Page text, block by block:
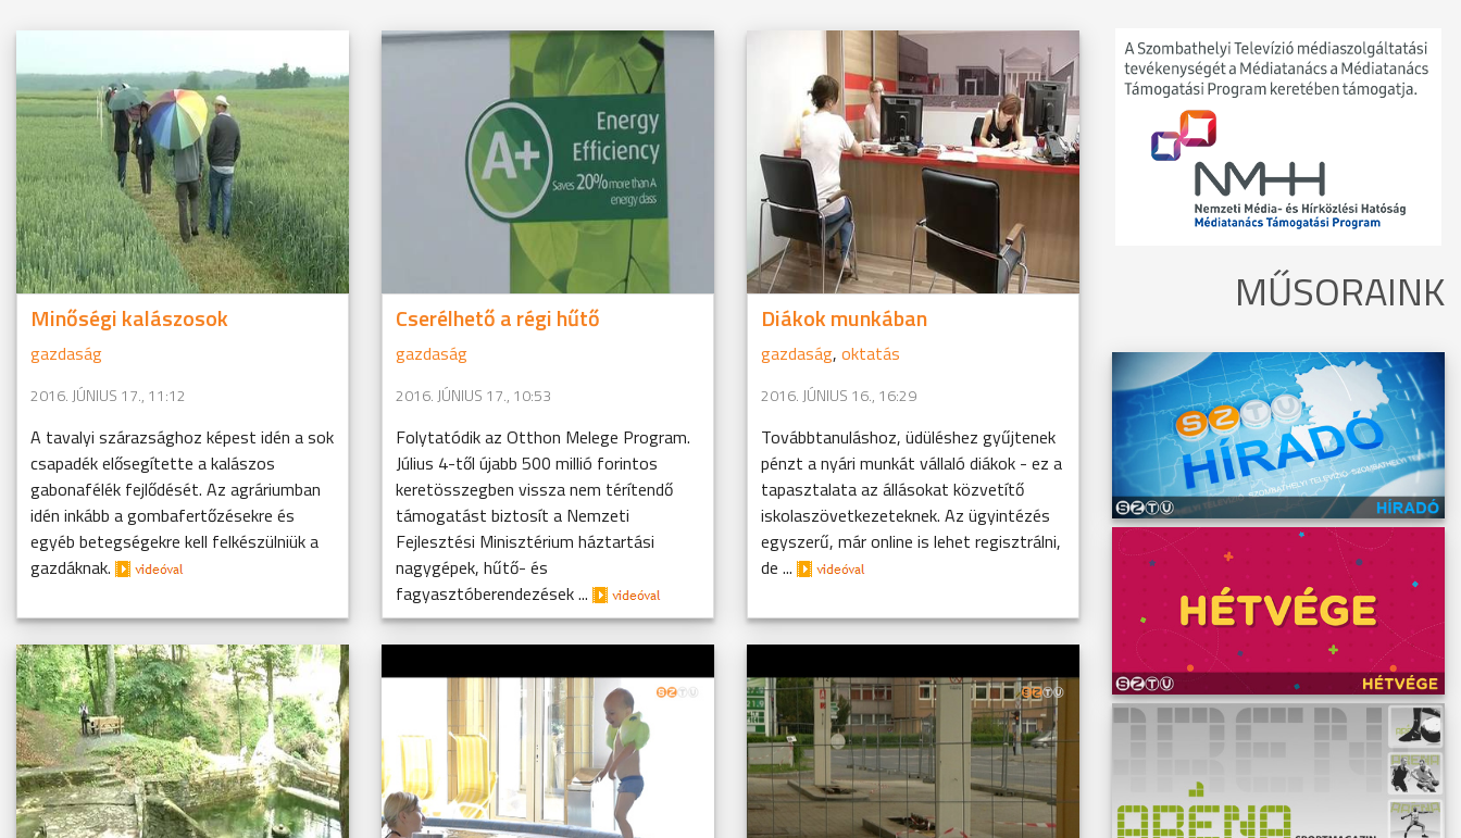
Minőségi kalászosok
gazdaság
2016. JÚNIUS 17., 11:12
A tavalyi szárazsághoz képest idén a sok
csapadék elősegítette a kalászos
gabonafélék fejlődését. Az agráriumban
idén inkább a gombafertőzésekre és
egyéb betegségekre kell felkészülniük a
gazdáknak.
Cserélhető a régi hűtő
gazdaság
2016. JÚNIUS 17., 10:53
Folytatódik az Otthon Melege Program.
Július 4-től újabb 500 millió forintos
keretösszegben vissza nem térítendő
támogatást biztosít a Nemzeti
Fejlesztési Minisztérium háztartási
nagygépek, hűtő- és
fagyasztóberendezések ...
Diákok munkában
gazdaság, oktatás
2016. JÚNIUS 16., 16:29
Továbbtanuláshoz, üdüléshez gyűjtenek
pénzt a nyári munkát vállaló diákok - ez a
tapasztalata az állásokat közvetítő
iskolaszövetkezeteknek. Az ügyintézés
egyszerű, már online is lehet regisztrálni,
de ...
MŰSORAINK